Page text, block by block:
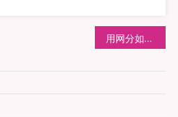
用网分如何测量LC谐振的频率和可调范围